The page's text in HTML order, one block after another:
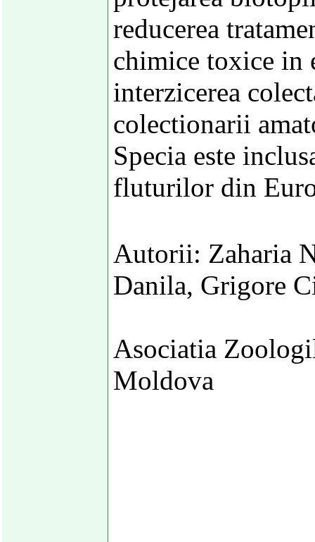
reducerea
chimice toxice in
interzicerea
colectionarii
Specia este
fluturilor din
Autorii: Zaharia
Danila, Grigore
Asociatia
Moldova